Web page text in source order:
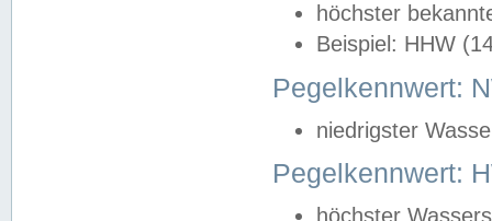
höchster
Beispiel: HHW
Pegelkennwert:
niedrigster
Pegelkennwert:
höchster